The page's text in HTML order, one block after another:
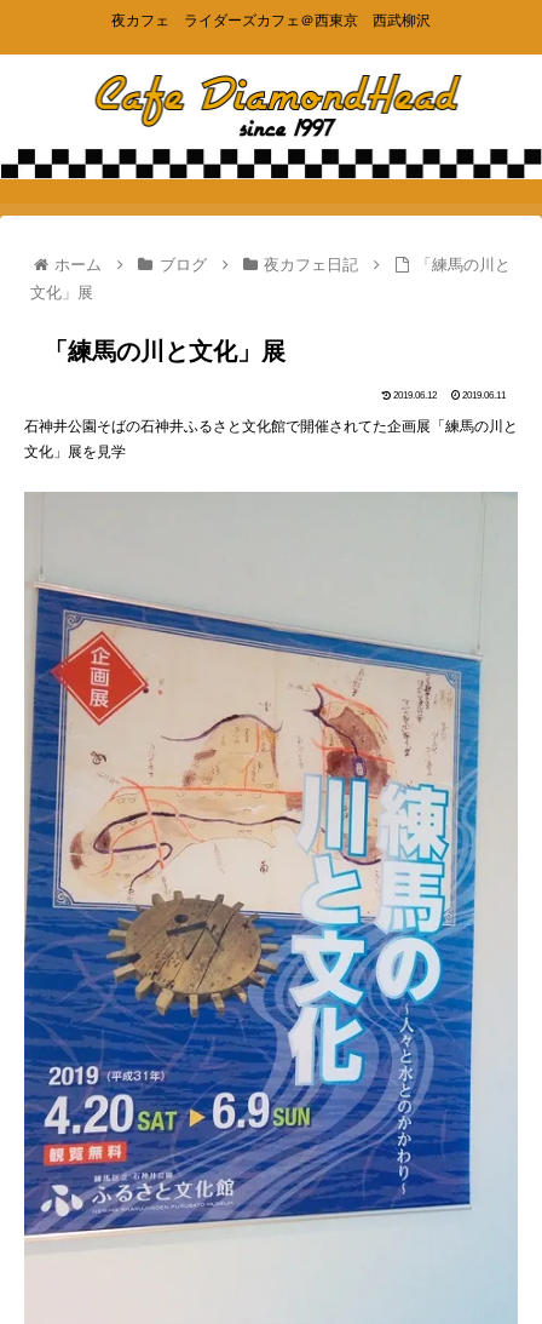
夜カフェ ライダーズカフェ＠西東京 西武柳沢
ホーム ブログ 夜カフェ日記
「練馬の川と
文化」展
「練馬の川と文化」展
2019.06.12 2019.06.11
石神井公園そばの石神井ふるさと文化館で開催されてた企画展「練馬の川と
文化」展を見学